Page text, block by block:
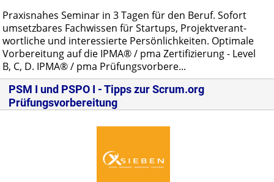
Pra­xis­na­hes Se­mi­nar in 3 Ta­gen für den Be­ruf. So­fort
um­setz­ba­res Fach­wis­sen für Star­tups, Pro­jekt­ver­ant­
wort­li­che und in­ter­es­sier­te Per­sön­lich­kei­ten. Op­ti­ma­le
Vor­be­rei­tung auf die IP­MA® / pma Zer­ti­fi­zie­rung - Le­vel
B, C, D. IP­MA® / pma Prü­fungs­vor­be­re...
PSM I und PSPO I - Tipps zur Scrum.org
Prüfungsvorbereitung